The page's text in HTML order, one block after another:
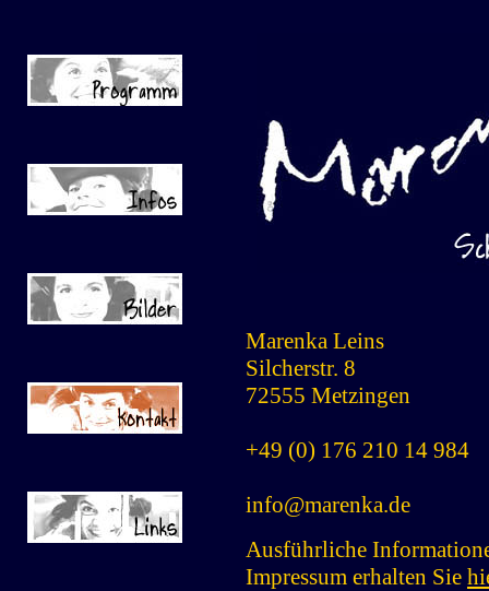
Marenka Leins
Silcherstr. 8
72555 Metzingen
+49 (0) 176 210 14 984
info@marenka.de
Ausführliche
Impressum erhalten Sie